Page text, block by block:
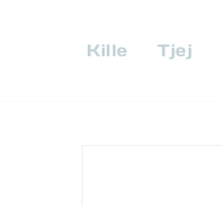
innehåll
Kille Tjej